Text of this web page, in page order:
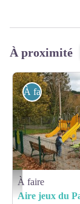
À proximité
©OT Larzac Vallées
À faire
À faire
Aire jeux du